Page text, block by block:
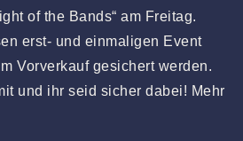
of the Bands“ am Freitag.
erst- und einmaligen Event
Vorverkauf gesichert werden.
und ihr seid sicher dabei! Mehr